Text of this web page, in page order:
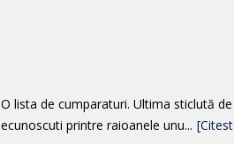
lista de cumparaturi. Ultima sticlută
printre raioanele unu...